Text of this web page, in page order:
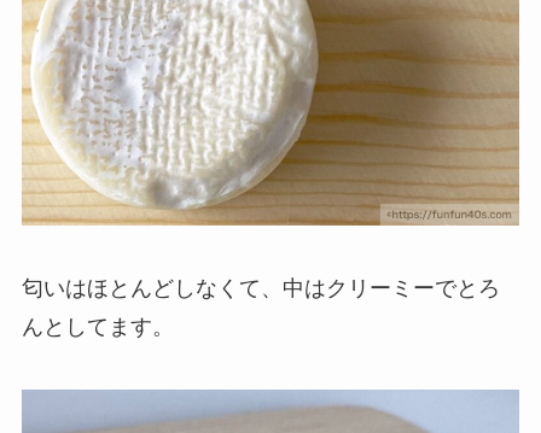
匂いはほとんどしなくて、中はクリーミーでとろ
んとしてます。